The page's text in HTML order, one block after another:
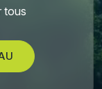
tous